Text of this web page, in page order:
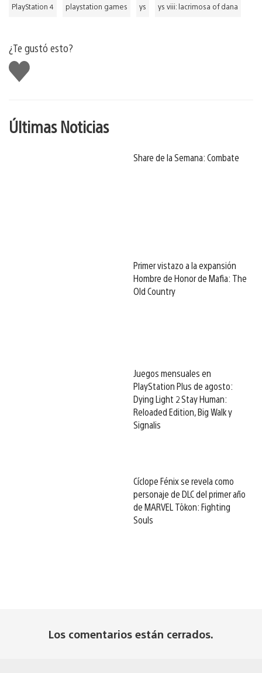
PlayStation 4 playstation games ys ys viii: lacrimosa of dana
¿Te gustó esto?
Me
gusta
Últimas Noticias
Share de la Semana: Combate
Primer vistazo a la expansión
Hombre de Honor de Mafia: The
Old Country
Juegos mensuales en
PlayStation Plus de agosto:
Dying Light 2 Stay Human:
Reloaded Edition, Big Walk y
Signalis
Cíclope Fénix se revela como
personaje de DLC del primer año
de MARVEL Tōkon: Fighting
Souls
Los comentarios están cerrados.